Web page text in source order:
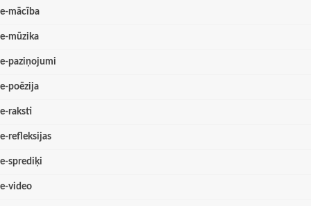
e-mācība
e-mūzika
e-paziņojumi
e-poēzija
e-raksti
e-refleksijas
e-sprediķi
e-video